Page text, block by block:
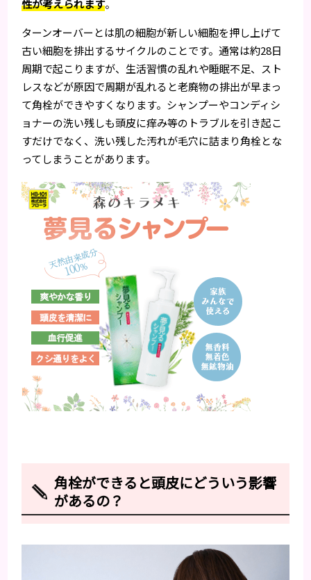
性が考えられます。
ターンオーバーとは肌の細胞が新しい細胞を押し上げて
古い細胞を排出するサイクルのことです。通常は約28日
周期で起こりますが、生活習慣の乱れや睡眠不足、スト
レスなどが原因で周期が乱れると老廃物の排出が早まっ
て角栓ができやすくなります。シャンプーやコンディシ
ョナーの洗い残しも頭皮に痒み等のトラブルを引き起こ
すだけでなく、洗い残した汚れが毛穴に詰まり角栓とな
ってしまうことがあります。
角栓ができると頭皮にどういう影響
があるの？